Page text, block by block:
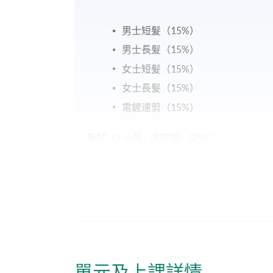
男士短髮（15%）
男士長髮（15%）
女士短髮（15%）
女士長髮（15%）
電鏟速剪（15%）
地點